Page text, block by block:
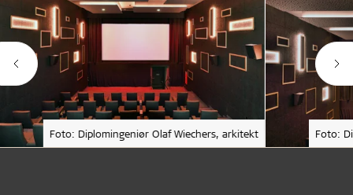
Foto: Diplomingeniør Olaf Wiechers, arkitekt Foto: